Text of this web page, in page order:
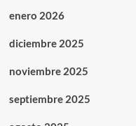
enero 2026
diciembre 2025
noviembre 2025
septiembre 2025